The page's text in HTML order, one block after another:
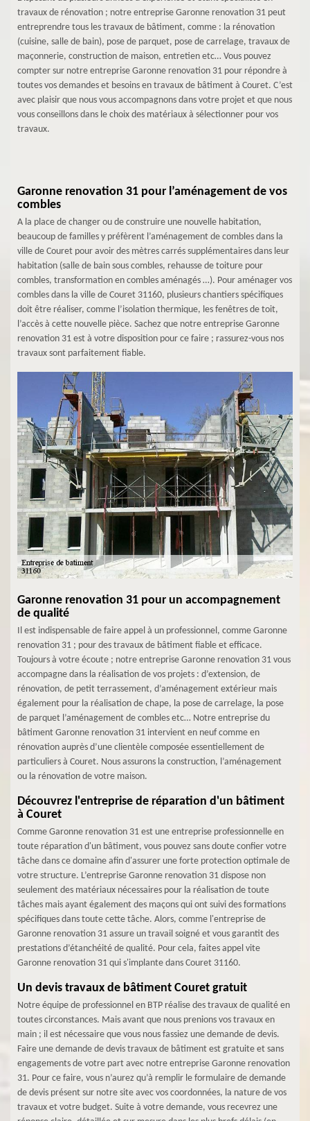
travaux de rénovation ; notre entreprise Garonne renovation 31 peut
entreprendre tous les travaux de bâtiment, comme : la rénovation
(cuisine, salle de bain), pose de parquet, pose de carrelage, travaux de
maçonnerie, construction de maison, entretien etc… Vous pouvez
compter sur notre entreprise Garonne renovation 31 pour répondre à
toutes vos demandes et besoins en travaux de bâtiment à Couret. C’est
avec plaisir que nous vous accompagnons dans votre projet et que nous
vous conseillons dans le choix des matériaux à sélectionner pour vos
travaux.
Garonne renovation 31 pour l’aménagement de vos
combles
A la place de changer ou de construire une nouvelle habitation,
beaucoup de familles y préfèrent l’aménagement de combles dans la
ville de Couret pour avoir des mètres carrés supplémentaires dans leur
habitation (salle de bain sous combles, rehausse de toiture pour
combles, transformation en combles aménagés …). Pour aménager vos
combles dans la ville de Couret 31160, plusieurs chantiers spécifiques
doit être réaliser, comme l’isolation thermique, les fenêtres de toit,
l’accès à cette nouvelle pièce. Sachez que notre entreprise Garonne
renovation 31 est à votre disposition pour ce faire ; rassurez-vous nos
travaux sont parfaitement fiable.
Garonne renovation 31 pour un accompagnement
de qualité
Il est indispensable de faire appel à un professionnel, comme Garonne
renovation 31 ; pour des travaux de bâtiment fiable et efficace.
Toujours à votre écoute ; notre entreprise Garonne renovation 31 vous
accompagne dans la réalisation de vos projets : d’extension, de
rénovation, de petit terrassement, d’aménagement extérieur mais
également pour la réalisation de chape, la pose de carrelage, la pose
de parquet l’aménagement de combles etc… Notre entreprise du
bâtiment Garonne renovation 31 intervient en neuf comme en
rénovation auprès d’une clientèle composée essentiellement de
particuliers à Couret. Nous assurons la construction, l’aménagement
ou la rénovation de votre maison.
Découvrez l'entreprise de réparation d'un bâtiment
à Couret
Comme Garonne renovation 31 est une entreprise professionnelle en
toute réparation d'un bâtiment, vous pouvez sans doute confier votre
tâche dans ce domaine afin d'assurer une forte protection optimale de
votre structure. L’entreprise Garonne renovation 31 dispose non
seulement des matériaux nécessaires pour la réalisation de toute
tâches mais ayant également des maçons qui ont suivi des formations
spécifiques dans toute cette tâche. Alors, comme l'entreprise de
Garonne renovation 31 assure un travail soigné et vous garantit des
prestations d’étanchéité de qualité. Pour cela, faites appel vite
Garonne renovation 31 qui s'implante dans Couret 31160.
Un devis travaux de bâtiment Couret gratuit
Notre équipe de professionnel en BTP réalise des travaux de qualité en
toutes circonstances. Mais avant que nous prenions vos travaux en
main ; il est nécessaire que vous nous fassiez une demande de devis.
Faire une demande de devis travaux de bâtiment est gratuite et sans
engagements de votre part avec notre entreprise Garonne renovation
31. Pour ce faire, vous n’aurez qu’à remplir le formulaire de demande
de devis présent sur notre site avec vos coordonnées, la nature de vos
travaux et votre budget. Suite à votre demande, vous recevrez une